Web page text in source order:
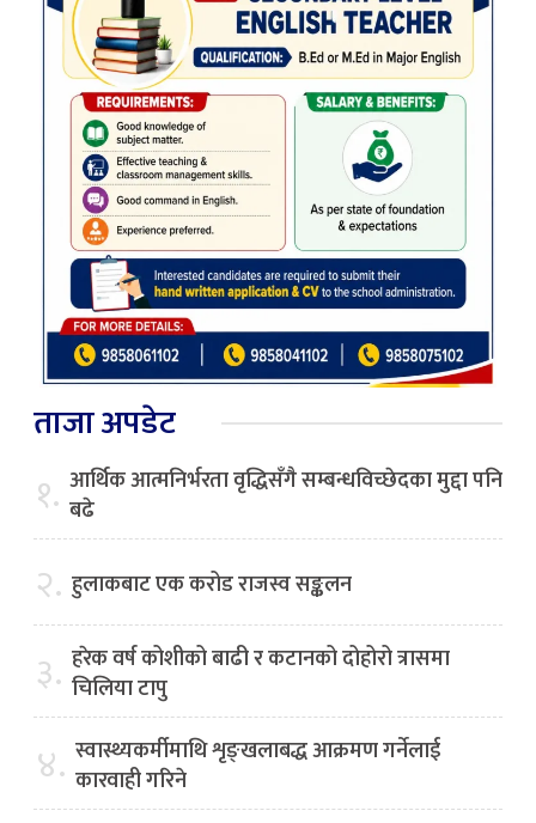
ताजा अपडेट
१. आर्थिक आत्मनिर्भरता वृद्धिसँगै सम्बन्धविच्छेदका मुद्दा पनि
बढे
२. हुलाकबाट एक करोड राजस्व सङ्कलन
३. हरेक वर्ष कोशीको बाढी र कटानको दोहोरो त्रासमा
चिलिया टापु
४. स्वास्थ्यकर्मीमाथि शृङ्खलाबद्ध आक्रमण गर्नेलाई
कारवाही गरिने